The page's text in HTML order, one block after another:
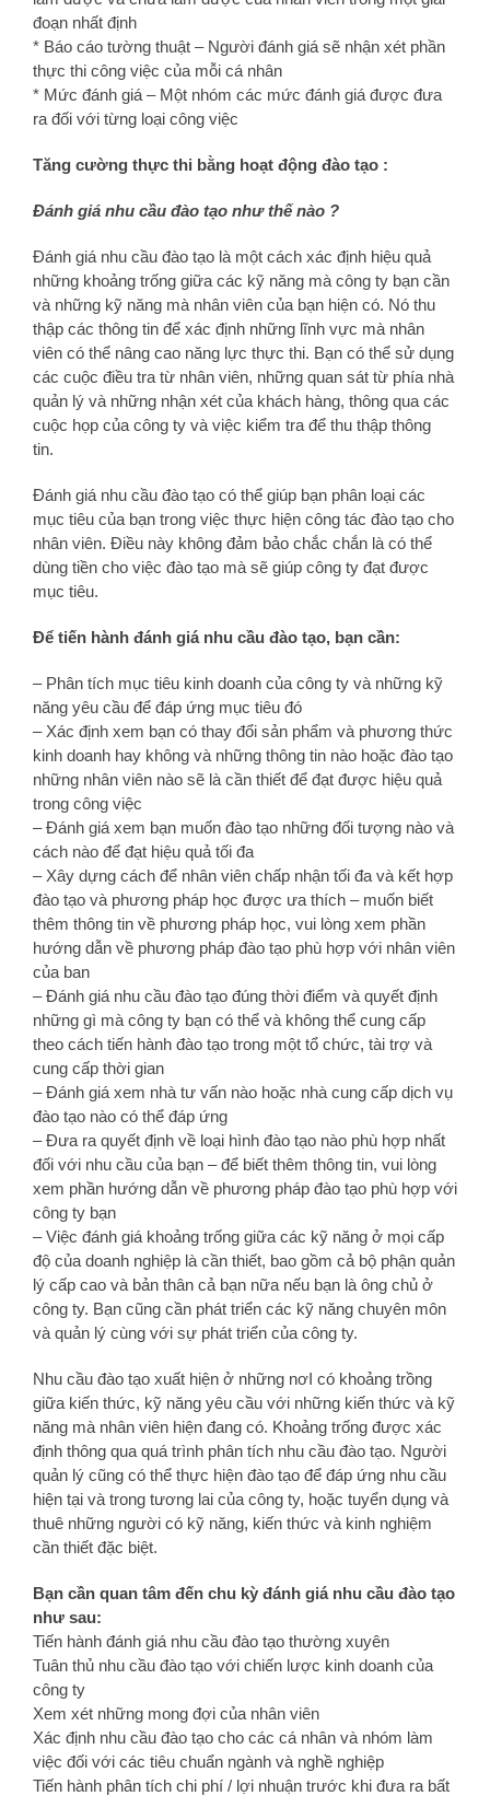
đoạn nhất định
* Báo cáo tường thuật – Người đánh giá sẽ nhận xét phần
thực thi công việc của mỗi cá nhân
* Mức đánh giá – Một nhóm các mức đánh giá được đưa
ra đối với từng loại công việc
Tăng cường thực thi bằng hoạt động đào tạo :
Đánh giá nhu cầu đào tạo như thế nào ?
Đánh giá nhu cầu đào tạo là một cách xác định hiệu quả
những khoảng trống giữa các kỹ năng mà công ty bạn cần
và những kỹ năng mà nhân viên của bạn hiện có. Nó thu
thập các thông tin để xác định những lĩnh vực mà nhân
viên có thể nâng cao năng lực thực thi. Bạn có thể sử dụng
các cuộc điều tra từ nhân viên, những quan sát từ phía nhà
quản lý và những nhận xét của khách hàng, thông qua các
cuộc họp của công ty và việc kiểm tra để thu thập thông
tin.
Đánh giá nhu cầu đào tạo có thể giúp bạn phân loại các
mục tiêu của bạn trong việc thực hiện công tác đào tạo cho
nhân viên. Điều này không đảm bảo chắc chắn là có thể
dùng tiền cho việc đào tạo mà sẽ giúp công ty đạt được
mục tiêu.
Để tiến hành đánh giá nhu cầu đào tạo, bạn cần:
– Phân tích mục tiêu kinh doanh của công ty và những kỹ
năng yêu cầu để đáp ứng mục tiêu đó
– Xác định xem bạn có thay đổi sản phẩm và phương thức
kinh doanh hay không và những thông tin nào hoặc đào tạo
những nhân viên nào sẽ là cần thiết để đạt được hiệu quả
trong công việc
– Đánh giá xem bạn muốn đào tạo những đối tượng nào và
cách nào để đạt hiệu quả tối đa
– Xây dựng cách để nhân viên chấp nhận tối đa và kết hợp
đào tạo và phương pháp học được ưa thích – muốn biết
thêm thông tin về phương pháp học, vui lòng xem phần
hướng dẫn về phương pháp đào tạo phù hợp với nhân viên
của ban
– Đánh giá nhu cầu đào tạo đúng thời điểm và quyết định
những gì mà công ty bạn có thể và không thể cung cấp
theo cách tiến hành đào tạo trong một tổ chức, tài trợ và
cung cấp thời gian
– Đánh giá xem nhà tư vấn nào hoặc nhà cung cấp dịch vụ
đào tạo nào có thể đáp ứng
– Đưa ra quyết định về loại hình đào tạo nào phù hợp nhất
đối với nhu cầu của bạn – để biết thêm thông tin, vui lòng
xem phần hướng dẫn về phương pháp đào tạo phù hợp với
công ty bạn
– Việc đánh giá khoảng trống giữa các kỹ năng ở mọi cấp
độ của doanh nghiệp là cần thiết, bao gồm cả bộ phận quản
lý cấp cao và bản thân cả bạn nữa nếu bạn là ông chủ ở
công ty. Bạn cũng cần phát triển các kỹ năng chuyên môn
và quản lý cùng với sự phát triển của công ty.
Nhu cầu đào tạo xuất hiện ở những nơI có khoảng trồng
giữa kiến thức, kỹ năng yêu cầu với những kiến thức và kỹ
năng mà nhân viên hiện đang có. Khoảng trống được xác
định thông qua quá trình phân tích nhu cầu đào tạo. Người
quản lý cũng có thể thực hiện đào tạo để đáp ứng nhu cầu
hiện tại và trong tương lai của công ty, hoặc tuyển dụng và
thuê những người có kỹ năng, kiến thức và kinh nghiệm
cần thiết đặc biệt.
Bạn cần quan tâm đến chu kỳ đánh giá nhu cầu đào tạo
như sau:
Tiến hành đánh giá nhu cầu đào tạo thường xuyên
Tuân thủ nhu cầu đào tạo với chiến lược kinh doanh của
công ty
Xem xét những mong đợi của nhân viên
Xác định nhu cầu đào tạo cho các cá nhân và nhóm làm
việc đối với các tiêu chuẩn ngành và nghề nghiệp
Tiến hành phân tích chi phí / lợi nhuận trước khi đưa ra bất